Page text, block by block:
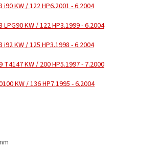
i90 KW / 122 HP6.2001 - 6.2004
LPG90 KW / 122 HP3.1999 - 6.2004
i92 KW / 125 HP3.1998 - 6.2004
T4147 KW / 200 HP5.1997 - 7.2000
100 KW / 136 HP7.1995 - 6.2004